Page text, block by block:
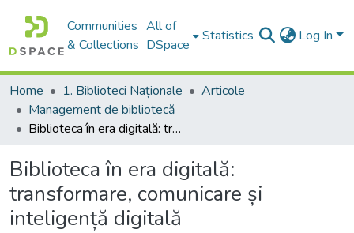
Communities
& Collections
All of
DSpace
Statistics Log In
Home 1. Biblioteci Naționale
Articole
Management de bibliotecă
Biblioteca în era digitală: transformare, comunicare și inteligență digitală
Biblioteca în era digitală:
transformare, comunicare și
inteligență digitală